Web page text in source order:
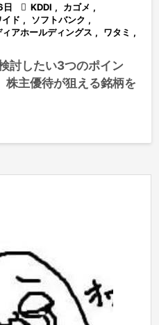
日  KDDI , カゴメ ,
イド , ソフトバンク ,
アホールディングス , ワタミ ,
討したい3つのポイン
株主優待が狙える銘柄を